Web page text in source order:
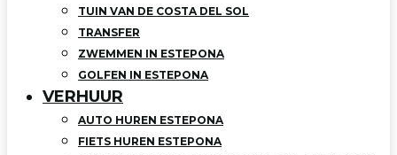
TUIN VAN DE COSTA DEL SOL
TRANSFER
ZWEMMEN IN ESTEPONA
GOLFEN IN ESTEPONA
VERHUUR
AUTO HUREN ESTEPONA
FIETS HUREN ESTEPONA